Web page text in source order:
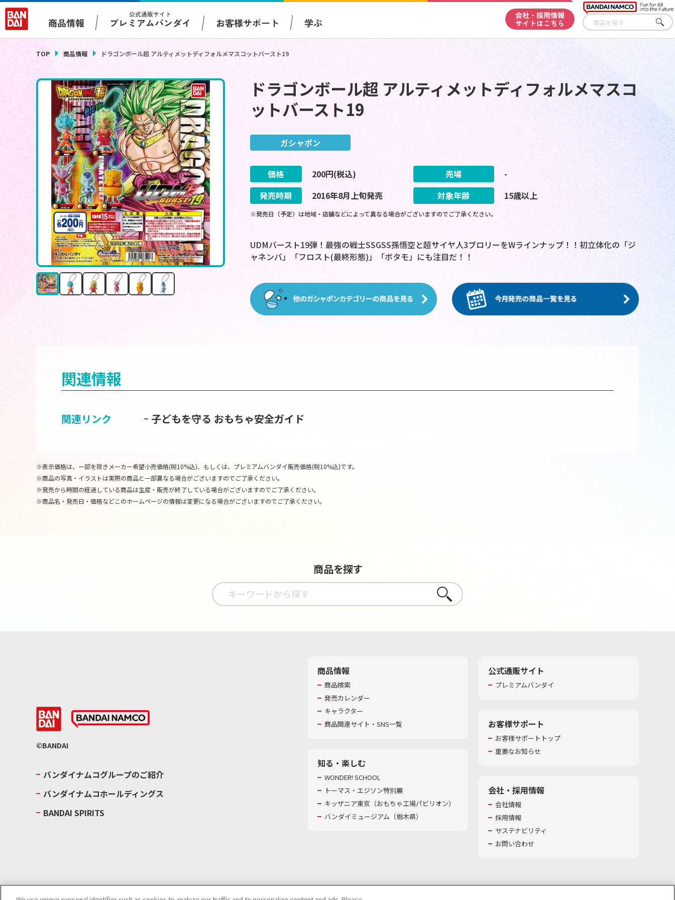
商品情報
公式通販サイト
プレミアムバンダイ お客様サポート 学ぶ
会社・採用情報
サイトはこちら
さが
す
TOP 商品情報 ドラゴンボール超 アルティメットディフォルメマスコットバースト19
ドラゴンボール超 アルティメットディフォルメマスコ
ットバースト19
ガシャポン
価格 200円(税込) 売場
-
発売時期
2016年8月上旬発売 対象年齢 15歳以上
※発売日（予定）は地域・店舗などによって異なる場合がございますのでご了承ください。
UDMバースト19弾！最強の戦士SSGSS孫悟空と超サイヤ人3ブロリーをWラインナップ！！初立体化の「ジ
ャネンバ」「フロスト(最終形態)」「ボタモ」にも注目だ！！
関連情報
関連リンク 子どもを守る おもちゃ安全ガイド
※表示価格は、一部を除きメーカー希望小売価格(税10%込)、もしくは、プレミアムバンダイ販売価格(税10%込)です。
※商品の写真・イラストは実際の商品と一部異なる場合がございますのでご了承ください。
※発売から時間の経過している商品は生産・販売が終了している場合がございますのでご了承ください。
※商品名・発売日・価格などこのホームページの情報は変更になる場合がございますのでご了承ください。
商品を探す
さがす
©BANDAI
バンダイナムコグループのご紹介
バンダイナムコホールディングス
BANDAI SPIRITS
商品情報
商品検索
発売カレンダー
キャラクター
商品関連サイト・SNS一覧
知る・楽しむ
WONDER! SCHOOL
トーマス・エジソン特別展
キッザニア東京（おもちゃ工場パビリオン）​
バンダイミュージアム（栃木県）
公式通販サイト
プレミアムバンダイ
お客様サポート
お客様サポートトップ
重要なお知らせ
会社・採用情報
会社情報
採用情報
サステナビリティ
お問い合わせ